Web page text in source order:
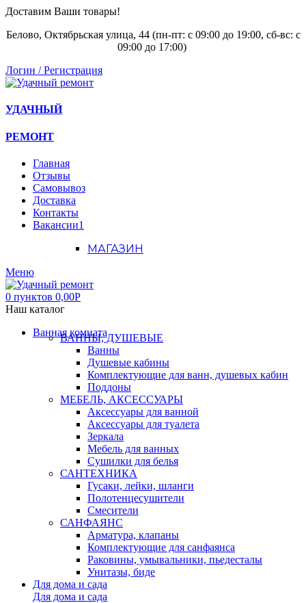
Доставим Ваши товары!
Белово, Октябрьская улица, 44 (пн-пт: с 09:00 до 19:00, сб-вс: с
09:00 до 17:00)
Логин / Регистрация
УДАЧНЫЙ
РЕМОНТ
Главная
Отзывы
Самовывоз
Доставка
Контакты
Вакансии1
МАГАЗИН
Меню
0 пунктов 0,00Р
Наш каталог
Ванная комната
ВАННЫ, ДУШЕВЫЕ
Ванны
Душевые кабины
Комплектующие для ванн, душевых кабин
Поддоны
МЕБЕЛЬ, АКСЕССУАРЫ
Аксессуары для ванной
Аксессуары для туалета
Зеркала
Мебель для ванных
Сушилки для белья
САНТЕХНИКА
Гусаки, лейки, шланги
Полотенцесушители
Смесители
САНФАЯНС
Арматура, клапаны
Комплектующие для санфаянса
Раковины, умывальники, пьедесталы
Унитазы, биде
Для дома и сада
Для дома и сада